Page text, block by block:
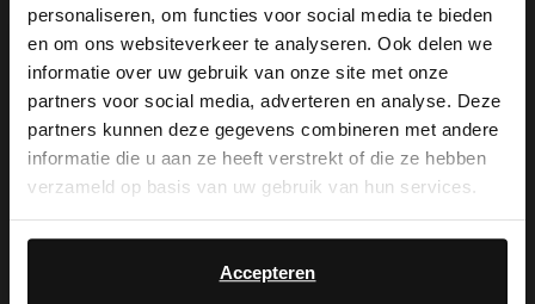
personaliseren, om functies voor social media te bieden
en om ons websiteverkeer te analyseren. Ook delen we
informatie over uw gebruik van onze site met onze
partners voor social media, adverteren en analyse. Deze
partners kunnen deze gegevens combineren met andere
informatie die u aan ze heeft verstrekt of die ze hebben
verzameld op basis van uw gebruik van hun services.
Accepteren
De My Manfield
voordelen wachten
op je.
×
View this website in English?
It looks like your language isn't Dutch. Would
you like to switch to English?
English